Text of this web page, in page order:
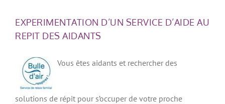
EXPERIMENTATION D’UN SERVICE D’AIDE AU
REPIT DES AIDANTS
Vous êtes aidants et rechercher des
solutions de répit pour s’occuper de votre proche